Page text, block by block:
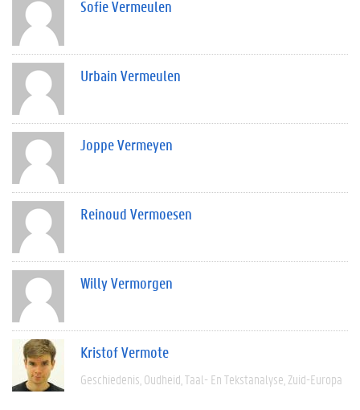
Sofie Vermeulen
Urbain Vermeulen
Joppe Vermeyen
Reinoud Vermoesen
Willy Vermorgen
Kristof Vermote
Geschiedenis Oudheid Taal- En Tekstanalyse Zuid-Europa